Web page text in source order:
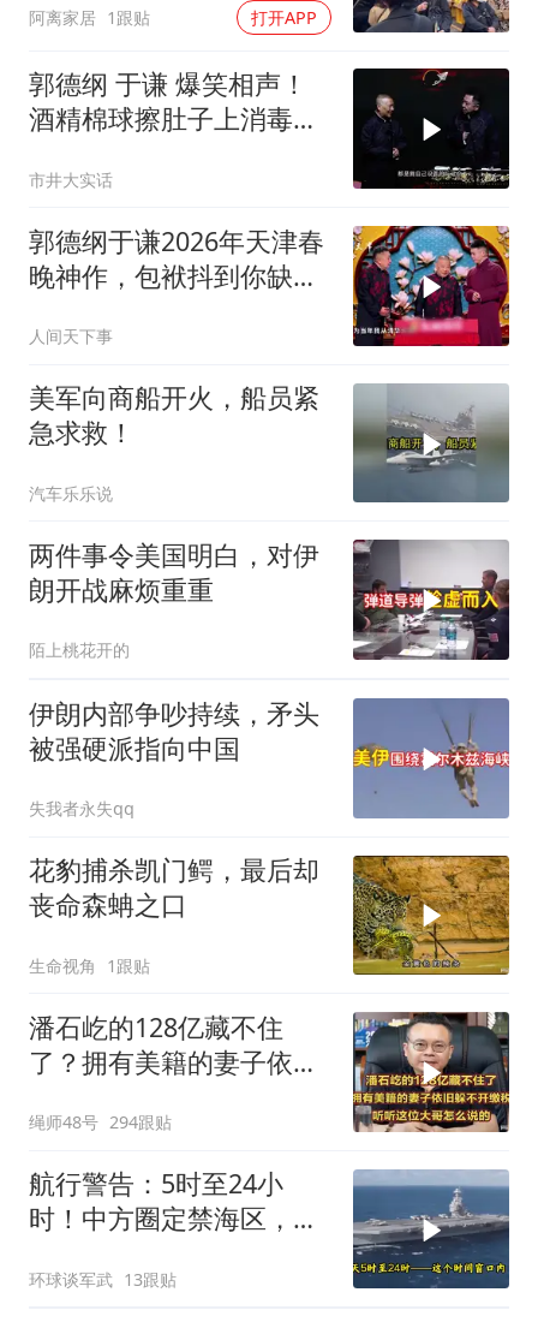
了
阿离家居 1跟贴 打开APP
郭德纲 于谦 爆笑相声！
酒精棉球擦肚子上消毒，
擦反了？
市井大实话
郭德纲于谦2026年天津春
晚神作，包袱抖到你缺氧
人间天下事
美军向商船开火，船员紧
急求救！
汽车乐乐说
两件事令美国明白，对伊
朗开战麻烦重重
陌上桃花开的
伊朗内部争吵持续，矛头
被强硬派指向中国
失我者永失qq
花豹捕杀凯门鳄，最后却
丧命森蚺之口
生命视角 1跟贴
潘石屹的128亿藏不住
了？拥有美籍的妻子依旧
绳师48号 294跟贴
航行警告：5时至24小
时！中方圈定禁海区，美
权已定
环球谈军武 13跟贴